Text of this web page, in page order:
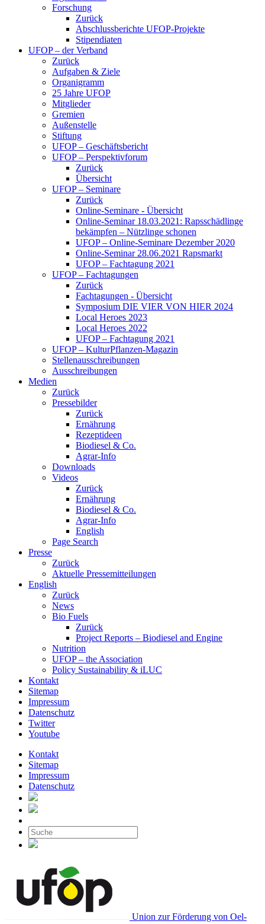
Forschung
Zurück
Abschlussberichte UFOP-Projekte
Stipendiaten
UFOP – der Verband
Zurück
Aufgaben & Ziele
Organigramm
25 Jahre UFOP
Mitglieder
Gremien
Außenstelle
Stiftung
UFOP – Geschäftsbericht
UFOP – Perspektivforum
Zurück
Übersicht
UFOP – Seminare
Zurück
Online-Seminare - Übersicht
Online-Seminar 18.03.2021: Rapsschädlinge
bekämpfen – Nützlinge schonen
UFOP – Online-Seminare Dezember 2020
Online-Seminar 28.06.2021 Rapsmarkt
UFOP – Fachtagung 2021
UFOP – Fachtagungen
Zurück
Fachtagungen - Übersicht
Symposium DIE VIER VON HIER 2024
Local Heroes 2023
Local Heroes 2022
UFOP – Fachtagung 2021
UFOP – KulturPflanzen-Magazin
Stellenausschreibungen
Ausschreibungen
Medien
Zurück
Pressebilder
Zurück
Ernährung
Rezeptideen
Biodiesel & Co.
Agrar-Info
Downloads
Videos
Zurück
Ernährung
Biodiesel & Co.
Agrar-Info
English
Page Search
Presse
Zurück
Aktuelle Pressemitteilungen
English
Zurück
News
Bio Fuels
Zurück
Project Reports – Biodiesel and Engine
Nutrition
UFOP – the Association
Policy Sustainability & iLUC
Kontakt
Sitemap
Impressum
Datenschutz
Twitter
Youtube
Kontakt
Sitemap
Impressum
Datenschutz
Union zur Förderung von Oel-